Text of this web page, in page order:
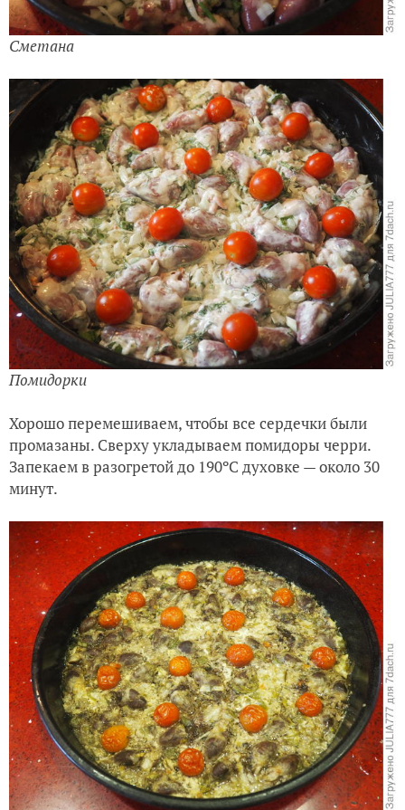
Сметана
Помидорки
Хорошо перемешиваем, чтобы все сердечки были
промазаны. Сверху укладываем помидоры черри.
Запекаем в разогретой до 190ºC духовке — около 30
минут.